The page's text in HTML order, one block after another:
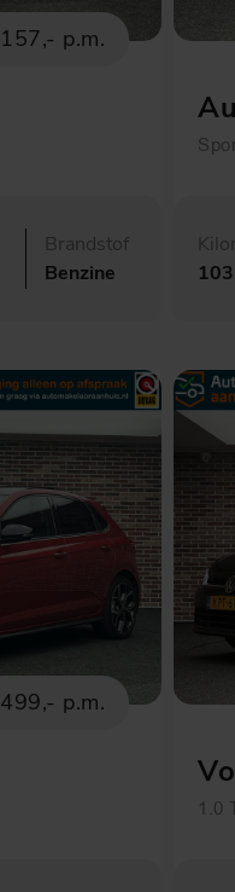
157,- p.m.
Brandstof
Benzine
499,- p.m.
1.0